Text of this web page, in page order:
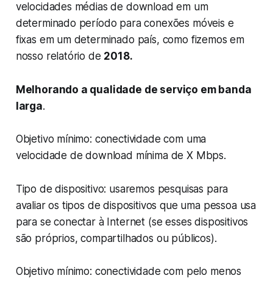
velocidades médias de download em um
determinado período para conexões móveis e
fixas em um determinado país, como fizemos em
nosso relatório de 2018.
Melhorando a qualidade de serviço em banda
larga.
Objetivo mínimo: conectividade com uma
velocidade de download mínima de X Mbps.
Tipo de dispositivo: usaremos pesquisas para
avaliar os tipos de dispositivos que uma pessoa usa
para se conectar à Internet (se esses dispositivos
são próprios, compartilhados ou públicos).
Objetivo mínimo: conectividade com pelo menos